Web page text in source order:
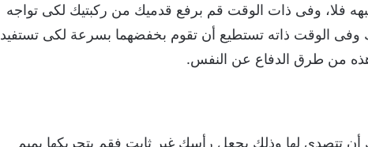
فلا، وفى ذات الوقت قم برفع قدميك من ركبتيك لكى تواجه
وفى الوقت ذاته تستطيع أن تقوم بخفضهما بسرعة لكى تستفيد
من طرق الدفاع عن النفس.
تتصدى لها وذلك بجعل رأسك غير ثابت فقم بتحريكها يميم